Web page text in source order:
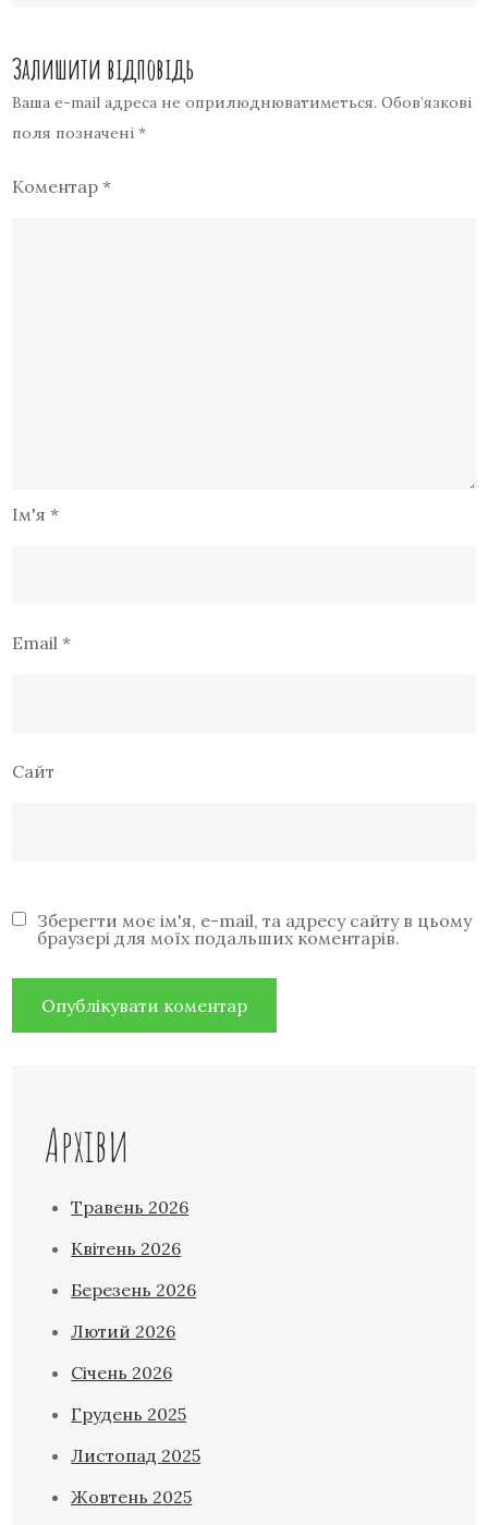
Залишити відповідь
Ваша e-mail адреса не оприлюднюватиметься. Обов’язкові
поля позначені*
Коментар*
Ім'я*
Email*
Сайт
Зберегти моє ім'я, e-mail, та адресу сайту в цьому
браузері для моїх подальших коментарів.
Архіви
Травень 2026
Квітень 2026
Березень 2026
Лютий 2026
Січень 2026
Грудень 2025
Листопад 2025
Жовтень 2025